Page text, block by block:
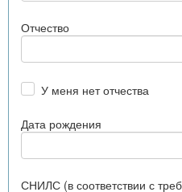
Отчество
У меня нет отчества
Дата рождения
СНИЛС (в соответствии с